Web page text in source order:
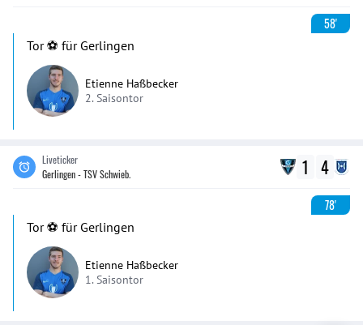
58'
Tor ⚽️ für Gerlingen
Etienne Haßbecker
2. Saisontor
Liveticker
Gerlingen - TSV Schwieb.
1 4
78'
Tor ⚽️ für Gerlingen
Etienne Haßbecker
1. Saisontor